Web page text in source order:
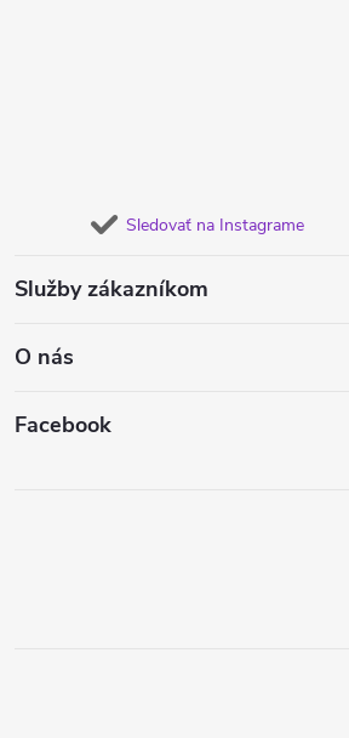
Sledovať na Instagrame
Služby zákazníkom
O nás
Facebook